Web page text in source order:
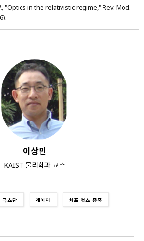
"Optics in the relativistic regime," Rev. Mod.
이상민
KAIST 물리학과 교수
극초단 레이저 처프 펄스 증폭